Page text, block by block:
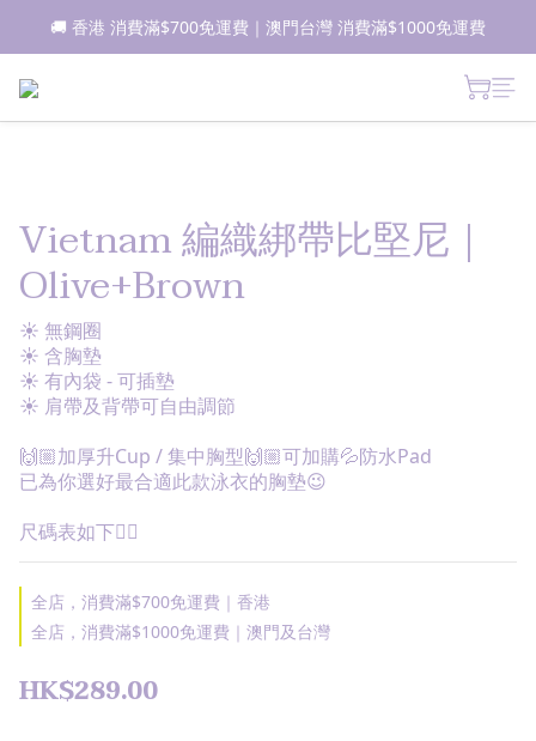
📦所有現貨商品1-2日內發貨｜預售商品7-10日內發貨
🚚 香港 消費滿$700免運費｜澳門台灣 消費滿$1000免運費
新朋友登記會員即獲$50購物金✨ 點擊了解更多詳情🔎
Vietnam 編織綁帶比堅尼｜
Olive+Brown
☀ 無鋼圈
☀ 含胸墊
☀ 有內袋 - 可插墊
☀ 肩帶及背帶可自由調節
🙌🏼加厚升Cup / 集中胸型🙌🏼可加購💦防水Pad
已為你選好最合適此款泳衣的胸墊😉
尺碼表如下👇🏽
全店，消費滿$700免運費｜香港
全店，消費滿$1000免運費｜澳門及台灣
HK$289.00